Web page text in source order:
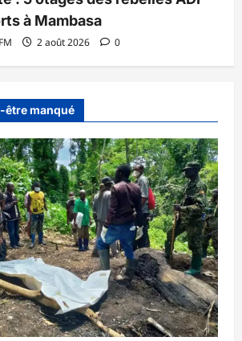
à Mambasa
2 août 2026 0
être manqué